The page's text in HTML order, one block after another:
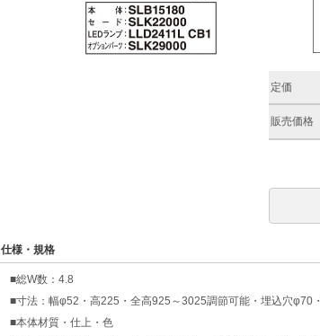
定価
販売価格
仕様・規格
■総W数：4.8
■寸法：幅φ52・高225・全高925～3025調節可能・埋込穴φ70
■本体材質・仕上・色